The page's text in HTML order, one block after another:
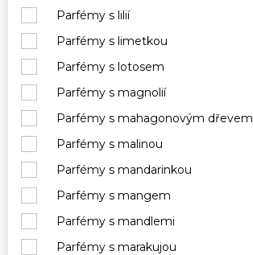
Parfémy s lilií
Parfémy s limetkou
Parfémy s lotosem
Parfémy s magnolií
Parfémy s mahagonovým dřevem
Parfémy s malinou
Parfémy s mandarinkou
Parfémy s mangem
Parfémy s mandlemi
Parfémy s marakujou